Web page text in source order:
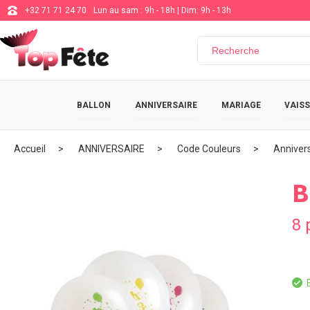
+32 71 71 24 70 Lun au sam : 9h - 18h | Dim: 9h - 13h
BALLON ANNIVERSAIRE MARIAGE
Accueil ANNIVERSAIRE Code Couleurs
8